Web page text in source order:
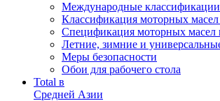
Международные классификации
Классификация моторных
Спецификация моторных
Летние, зимние и
Меры безопасности
Обои для рабочего стола
Total в
Средней Азии